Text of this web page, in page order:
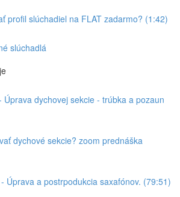
profil slúchadiel na FLAT zadarmo? (1:42)
slúchadlá
Úprava dychovej sekcie - trúbka a pozaun
dychové sekcie? zoom prednáška
Úprava a postrpodukcia saxafónov. (79:51)